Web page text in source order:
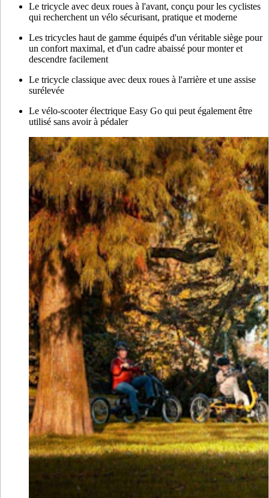
Le tricycle avec deux roues à l'avant, conçu pour les cyclistes
qui recherchent un vélo sécurisant, pratique et moderne
Les tricycles haut de gamme équipés d'un véritable siège pour
un confort maximal, et d'un cadre abaissé pour monter et
descendre facilement
Le tricycle classique avec deux roues à l'arrière et une assise
surélevée
Le vélo-scooter électrique Easy Go qui peut également être
utilisé sans avoir à pédaler